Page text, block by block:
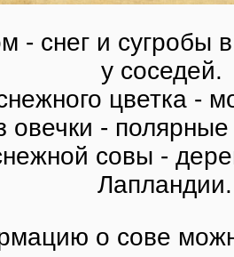
- снег и сугробы
у соседей.
цветка -
овечки -
совы -
Лапландии.
о сове